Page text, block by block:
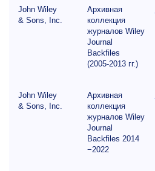
John Wiley
& Sons, Inc.
Архивная
коллекция
журналов Wiley
Journal
Backfiles
(2005-2013 гг.)
John Wiley
& Sons, Inc.
Архивная
коллекция
журналов Wiley
Journal
Backfiles 2014
−2022